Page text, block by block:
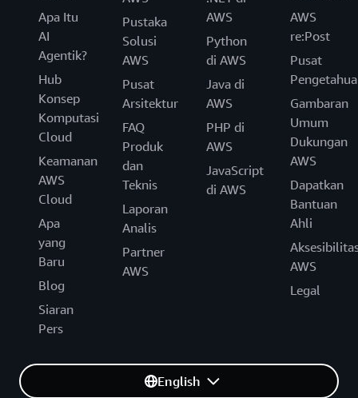
Apa Itu
AI
Agentik?
Hub
Konsep
Komputasi
Cloud
Keamanan
AWS
Cloud
Apa
yang
Baru
Blog
Siaran
Pers
Pustaka
Solusi
AWS
Pusat
Arsitektur
FAQ
Produk
dan
Teknis
Laporan
Analis
Partner
AWS
AWS
Python
di AWS
Java di
AWS
PHP di
AWS
JavaScript
di AWS
AWS
re:Post
Pusat
Gambaran
Umum
Dukungan
AWS
Dapatkan
Bantuan
Ahli
AWS
Legal
English